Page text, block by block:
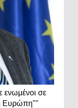
ενωμένοι σε
Ευρώπη""